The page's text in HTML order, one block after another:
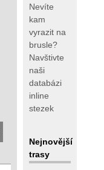
Nevíte
kam
vyrazit na
brusle?
Navštivte
naši
databázi
inline
stezek
Nejnovější
trasy